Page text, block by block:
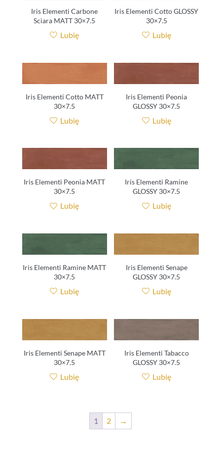
Iris Elementi Carbone
Sciara MATT 30×7.5
Lubię
Iris Elementi Cotto GLOSSY
30×7.5
Lubię
Iris Elementi Cotto MATT
30×7.5
Lubię
Iris Elementi Peonia
GLOSSY 30×7.5
Lubię
Iris Elementi Peonia MATT
30×7.5
Lubię
Iris Elementi Ramine
GLOSSY 30×7.5
Lubię
Iris Elementi Ramine MATT
30×7.5
Lubię
Iris Elementi Senape
GLOSSY 30×7.5
Lubię
Iris Elementi Senape MATT
30×7.5
Lubię
Iris Elementi Tabacco
GLOSSY 30×7.5
Lubię
1 2 →